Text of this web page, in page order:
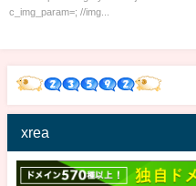
c_img_param=; //img...
xrea